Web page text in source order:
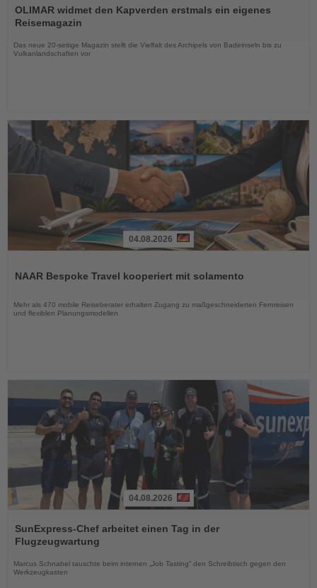
Sie
die
Nachrichten
OLIMAR widmet den Kapverden erstmals ein eigenes
Reisemagazin
Das neue 20-seitige Magazin stellt die Vielfalt des Archipels von Badeinseln bis zu
Vulkanlandschaften vor
die
04.08.2026
NAAR Bespoke Travel kooperiert mit solamento
Mehr als 470 mobile Reiseberater erhalten Zugang zu maßgeschneiderten Fernreisen
und flexiblen Planungsmodellen
Sie
die
Nachrichten
04.08.2026
SunExpress-Chef arbeitet einen Tag in der
Flugzeugwartung
Marcus Schnabel tauschte beim internen „Job Tasting“ den Schreibtisch gegen den
Werkzeugkasten